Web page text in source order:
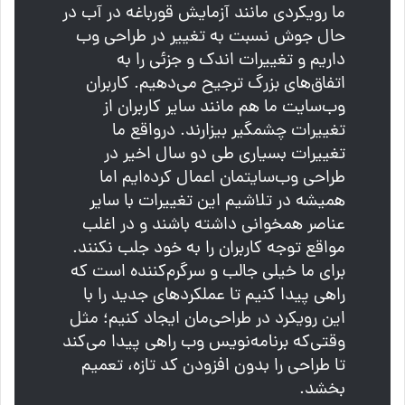
ما رویکردی مانند آزمایش قورباغه در آب در
حال جوش نسبت به تغییر در طراحی وب
داریم و تغییرات اندک و جزئی را به
اتفاق‌های بزرگ ترجیح می‌دهیم. کاربران
وب‌سایت ما هم مانند سایر کاربران از
تغییرات چشمگیر بیزارند. درواقع ما
تغییرات بسیاری طی دو سال اخیر در
طراحی وب‌سایتمان اعمال کرده‌ایم اما
همیشه در تلاشیم این تغییرات با سایر
عناصر همخوانی داشته باشند و در اغلب
مواقع توجه کاربران را به خود جلب نکنند.
برای ما خیلی جالب و سرگرم‌کننده است که
راهی پیدا کنیم تا عملکردهای جدید را با
این رویکرد در طراحی‌مان ایجاد کنیم؛ مثل
وقتی‌که برنامه‌نویس وب راهی پیدا می‌کند
تا طراحی را بدون افزودن کد تازه، تعمیم
بخشد.